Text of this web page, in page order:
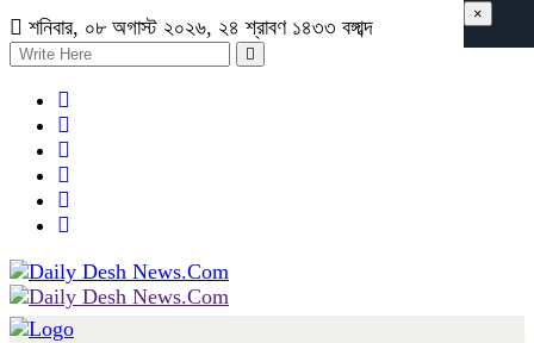
শনিবার, ০৮ অগাস্ট ২০২৬, ২৪ শ্রাবণ ১৪৩৩ বঙ্গাব্দ
×